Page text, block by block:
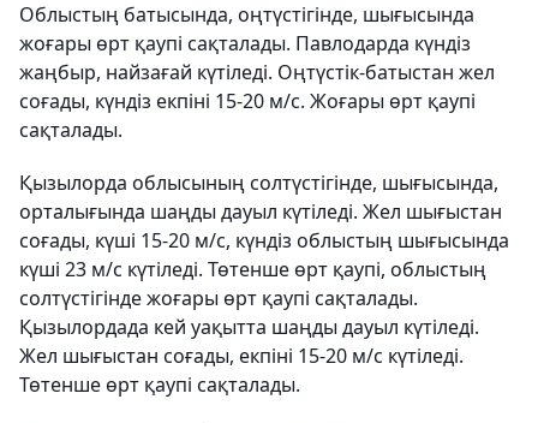
Облыстың батысында, оңтүстігінде, шығысында
жоғары өрт қаупі сақталады. Павлодарда күндіз
жаңбыр, найзағай күтіледі. Оңтүстік-батыстан жел
соғады, күндіз екпіні 15-20 м/с. Жоғары өрт қаупі
сақталады.
Қызылорда облысының солтүстігінде, шығысында,
орталығында шаңды дауыл күтіледі. Жел шығыстан
соғады, күші 15-20 м/с, күндіз облыстың шығысында
күші 23 м/с күтіледі. Төтенше өрт қаупі, облыстың
солтүстігінде жоғары өрт қаупі сақталады.
Қызылордада кей уақытта шаңды дауыл күтіледі.
Жел шығыстан соғады, екпіні 15-20 м/с күтіледі.
Төтенше өрт қаупі сақталады.